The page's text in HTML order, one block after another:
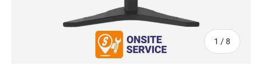
1 /จาก
8